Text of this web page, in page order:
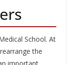
School. At
the